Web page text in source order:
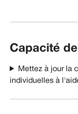
Capacité
Mettez à jour la
individuelles à